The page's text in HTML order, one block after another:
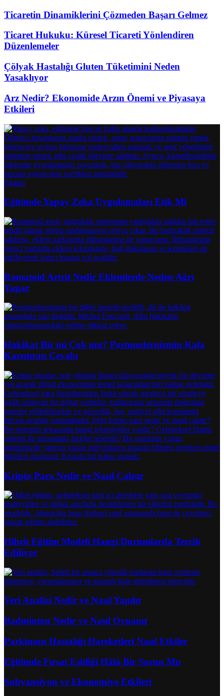
Ticaretin Dinamiklerini Çözmeden Başarı Gelmez
Ticaret Hukuku: Küresel Ticareti Yönlendiren
Düzenlemeler
Çölyak Hastalığı Gluten Tüketimini Neden
Yasaklıyor
Arz Nedir? Ekonomide Arzın Önemi ve Piyasaya
Etkileri
Eğitim
Eğitimde Yapay Zeka Uygulamaları Etik Mi
Romatoid Artrit Nedir Eklemlerde Neden Ağrı
Yapar
Hakikat Bir mi Çok mu? Postmodernizmin Kafa
Karıştıran Cevabı
Kripto Para Nedir ve Nasıl Çalışır
Hibrit Eğitim Modeli Hangi Durumlarda Tercih
Ediliyor
Veri Analizi Nedir ve Nasıl Yapılır
Badminton Nedir ve Nasıl Oynanır
Parkinson Hastalığı Hareketleri Nasıl Etkiler
Eğitimde Fırsat Eşitliği Hâlâ Bir Sorun Mu
Subvansiyon ve Ekonomiye Etkileri